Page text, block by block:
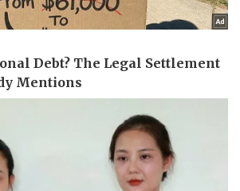
Quân sự - Quốc phòng
Việt Nam
Phân tích